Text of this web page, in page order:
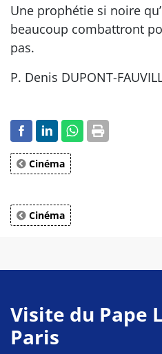
Une prophétie si noire
beaucoup combattront
pas.
P. Denis DUPONT-
Cinéma
Cinéma
Visite du Pape
Paris